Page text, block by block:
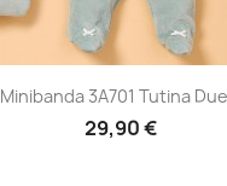
Minibanda 3A701 Tutina
29,90 €